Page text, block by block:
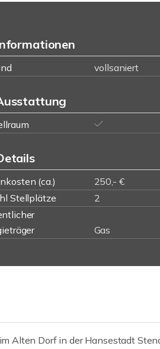
vollsaniert
(ca.) 250,- €
Stellplätze
2
Gas
Alten Dorf in der Hansestadt